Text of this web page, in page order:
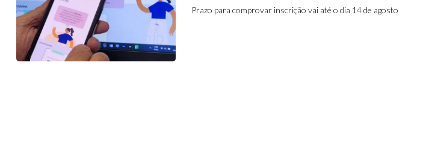
Prazo para comprovar inscrição vai até o dia 14 de agosto